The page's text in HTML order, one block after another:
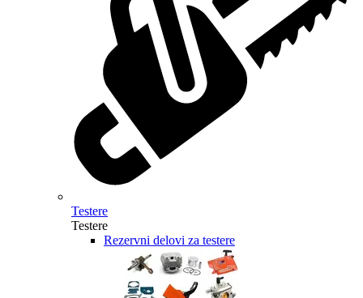
Testere
Testere
Rezervni delovi za testere